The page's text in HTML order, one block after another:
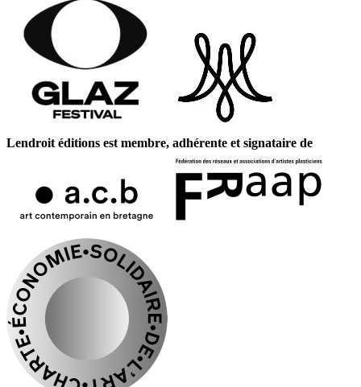
Lendroit éditions est membre, adhérente et signataire de